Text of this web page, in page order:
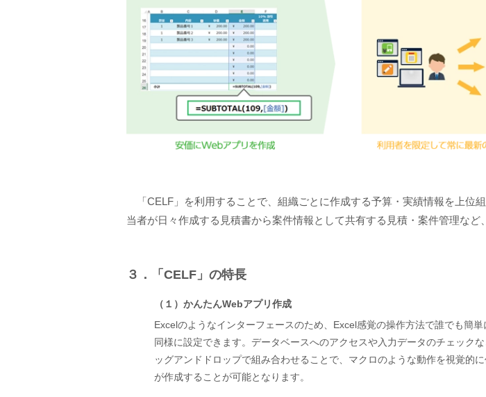
「CELF」を利用することで、組織ごとに作成する予算・実績情報を上位
当者が日々作成する見積書から案件情報として共有する見積・案件管理など
３．「CELF」の特長
（１）かんたんWebアプリ作成
Excelのようなインターフェースのため、Excel感覚の操作方法で誰でも簡
同様に設定できます。データベースへのアクセスや入力データのチェック
ッグアンドドロップで組み合わせることで、マクロのような動作を視覚的
が作成することが可能となります。